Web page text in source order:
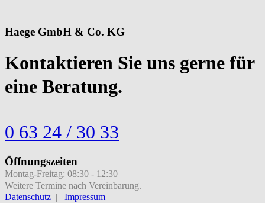
Haege GmbH & Co. KG
Kontaktieren Sie uns gerne für
eine Beratung.
0 63 24 / 30 33
Öffnungszeiten
Montag-Freitag: 08:30 - 12:30
Weitere Termine nach Vereinbarung.
Datenschutz | Impressum